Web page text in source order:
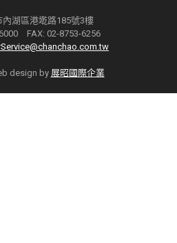
內湖區港墘路185號3樓
FAX: 02-8753-6256
design by 展昭國際企業